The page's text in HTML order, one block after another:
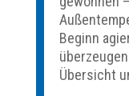
Beginn
Übersicht